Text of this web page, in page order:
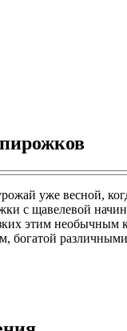
уже весной,
с щавелевой
этим
богатой